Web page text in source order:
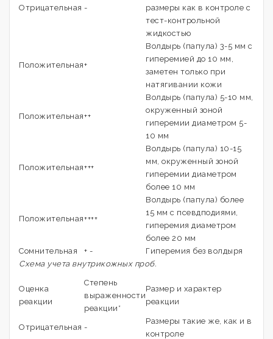
Отрицательная -
размеры как в контроле с
тест-контрольной
жидкостью
Положительная+
Волдырь (папула) 3-5 мм с
гиперемией до 10 мм,
заметен только при
натягивании кожи
Положительная++
Волдырь (папула) 5-10 мм,
окруженный зоной
гиперемии диаметром 5-
10 мм
Положительная+++
Волдырь (папула) 10-15
мм, окруженный зоной
гиперемии диаметром
более 10 мм
Положительная++++
Волдырь (папула) более
15 мм с псевдподиями,
гиперемия диаметром
более 20 мм
Сомнительная
+ -
Гиперемия без волдыря
Схема учета внутрикожных проб.
Оценка
реакции
Степень
выраженности
реакции*
Размер и характер
реакции
Отрицательная -
Размеры такие же, как и в
контроле